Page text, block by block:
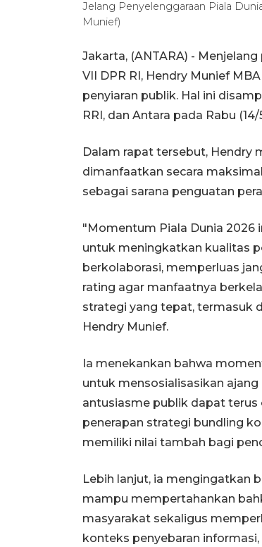
Jelang Penyelenggaraan Piala
Munief)
Jakarta, (ANTARA) -
VII DPR RI, Hendry Munief
penyiaran publik. Hal ini
RRI, dan Antara pada Rabu
Dalam rapat tersebut, Hendry
dimanfaatkan secara
sebagai sarana penguatan
"Momentum Piala Dunia 2026
untuk meningkatkan kualitas
berkolaborasi, memperluas
rating agar manfaatnya
strategi yang tepat, termasuk
Hendry Munief.
Ia menekankan bahwa
untuk mensosialisasikan
antusiasme publik dapat terus
penerapan strategi bundling
memiliki nilai tambah bagi
Lebih lanjut, ia mengingatkan
mampu mempertahankan
masyarakat sekaligus
konteks penyebaran